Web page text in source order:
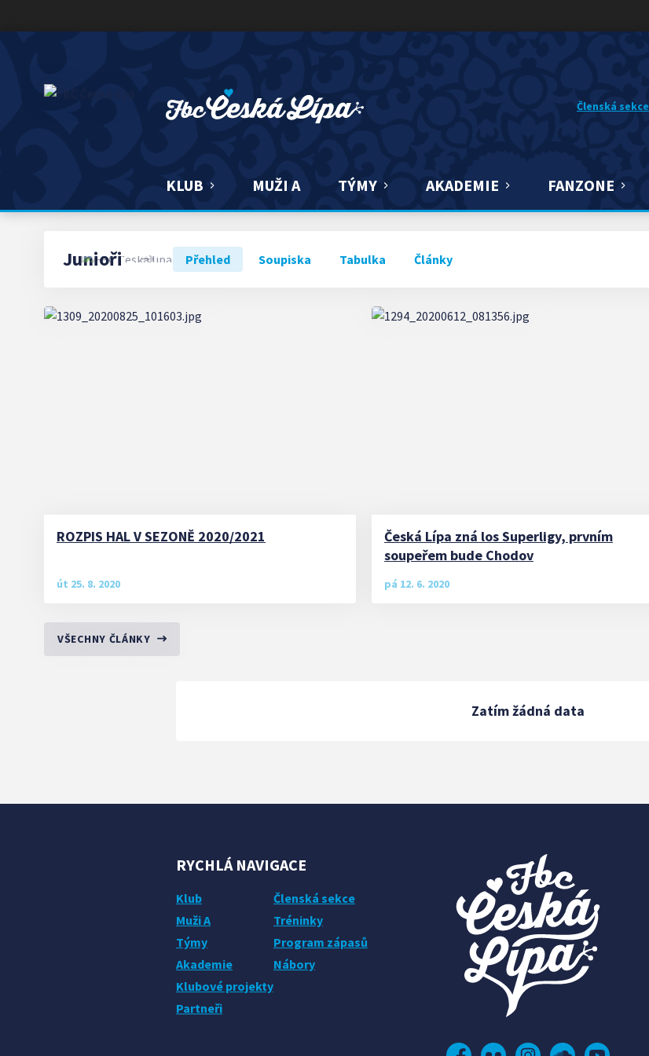
Členská sekce
KLUB MUŽI A TÝMY AKADEMIE FANZONE
Junioři Přehled Soupiska Tabulka Články
út 25. 8. 2020
ROZPIS HAL V SEZONĚ 2020/2021
pá 12. 6. 2020
Česká Lípa zná los Superligy, prvním
soupeřem bude Chodov
VŠECHNY ČLÁNKY
Zatím žádná data
RYCHLÁ NAVIGACE
Klub
Muži A
Týmy
Akademie
Klubové projekty
Partneři
Členská sekce
Tréninky
Program zápasů
Nábory